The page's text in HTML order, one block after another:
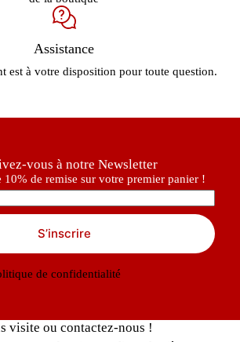
Assistance
est à votre disposition pour toute question.
vous à notre Newsletter
10% de remise sur votre premier panier !
S’inscrire
de confidentialité
visite ou contactez-nous !